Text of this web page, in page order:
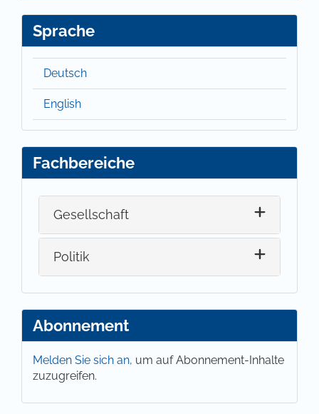
Sprache
Deutsch
English
Fachbereiche
Gesellschaft
Politik
Abonnement
Melden Sie sich an, um auf Abonnement-Inhalte
zuzugreifen.